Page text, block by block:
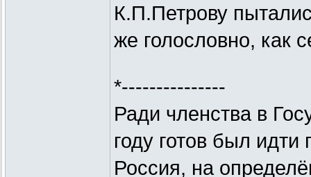
[B]ВАЖНО:
регионах
Пока не
(по п.6
К.П.Петрову
же голословно, как
*---------------
Ради членства в
году готов был
Россия, на